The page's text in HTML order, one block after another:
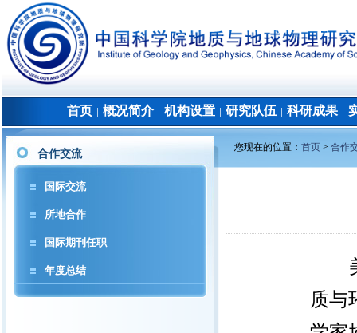
首页 概况简介│ 机构设置 研究队伍 科研成果│
合作交流
国际交流
所地合作
国际期刊任职
年度总结
您现在的位置： 首页 > 合作
质与